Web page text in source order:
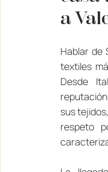
a
Hablar de
textiles
Desde
sus
respeto